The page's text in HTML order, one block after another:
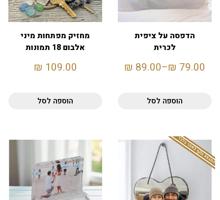
הדפסה על ציפית
לכרית
79.00
₪
–
89.00
₪
הוספה לסל
מחזיק מפתחות מיני
אלבום 18 תמונות
109.00
₪
הוספה לסל
המבצע תקף באתר בלבד